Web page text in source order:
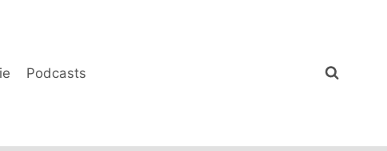
Podcasts